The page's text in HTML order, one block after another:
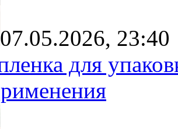
07.05.2026, 23:40
для